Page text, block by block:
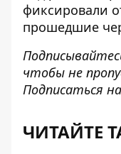
фиксировали
прошедшие
чтобы не
Подписаться
ЧИТАЙТЕ